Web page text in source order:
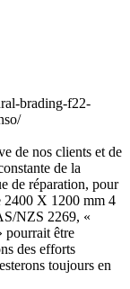
de nos clients et de
de la
de réparation, pour
2400 X 1200 mm 4
NZS 2269, «
pourrait être
des efforts
toujours en